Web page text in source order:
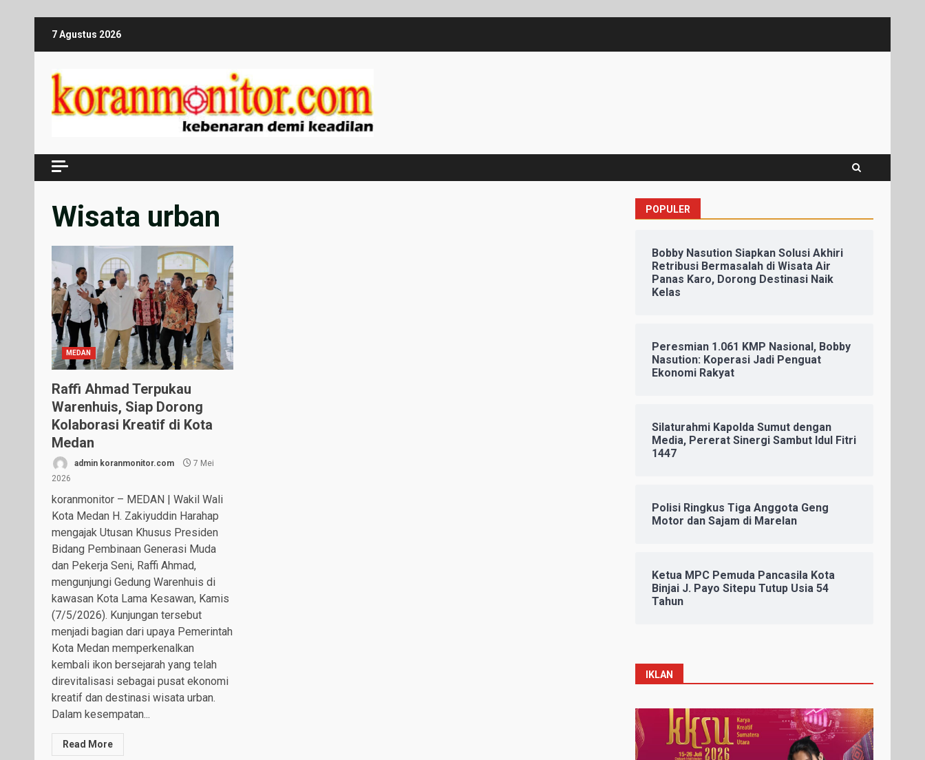
7 Agustus 2026
Wisata urban
MEDAN
Raffi Ahmad Terpukau
Warenhuis, Siap Dorong
Kolaborasi Kreatif di Kota
Medan
admin koranmonitor.com
7 Mei
2026
koranmonitor – MEDAN | Wakil Wali
Kota Medan H. Zakiyuddin Harahap
mengajak Utusan Khusus Presiden
Bidang Pembinaan Generasi Muda
dan Pekerja Seni, Raffi Ahmad,
mengunjungi Gedung Warenhuis di
kawasan Kota Lama Kesawan, Kamis
(7/5/2026). Kunjungan tersebut
menjadi bagian dari upaya Pemerintah
Kota Medan memperkenalkan
kembali ikon bersejarah yang telah
direvitalisasi sebagai pusat ekonomi
kreatif dan destinasi wisata urban.
Dalam kesempatan...
Read More
POPULER
Bobby Nasution Siapkan Solusi Akhiri
Retribusi Bermasalah di Wisata Air
Panas Karo, Dorong Destinasi Naik
Kelas
Peresmian 1.061 KMP Nasional, Bobby
Nasution: Koperasi Jadi Penguat
Ekonomi Rakyat
Silaturahmi Kapolda Sumut dengan
Media, Pererat Sinergi Sambut Idul Fitri
1447
Polisi Ringkus Tiga Anggota Geng
Motor dan Sajam di Marelan
Ketua MPC Pemuda Pancasila Kota
Binjai J. Payo Sitepu Tutup Usia 54
Tahun
IKLAN